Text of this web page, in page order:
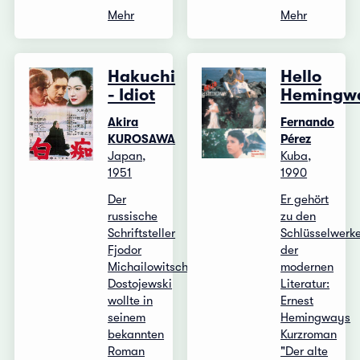
Mehr Mehr
Hakuchi
- Idiot
Akira
KUROSAWA
Japan,
1951
Der
russische
Schriftsteller
Fjodor
Michailowitsch
Dostojewski
wollte in
seinem
bekannten
Roman
Hello
Fernando
Pérez
Kuba,
1990
Er gehört
zu den
der
modernen
Literatur:
Ernest
Hemingways
Kurzroman
"Der alte